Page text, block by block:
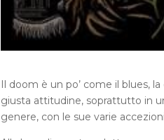
Il doom è un po’ come il blues,
giusta attitudine, soprattutto in
genere, con le sue varie